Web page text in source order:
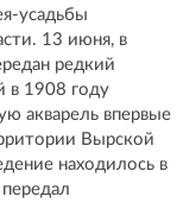
усадьбы
13 июня, в
редкий
в 1908 году
акварель впервые
Вырской
находилось в